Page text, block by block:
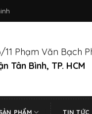
11 Phạm Văn Bạch
Tân Bình, TP. HCM
PHẨM TIN TỨC